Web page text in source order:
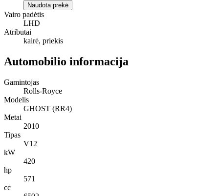
Naudota prekė
Vairo padėtis
LHD
Atributai
kairė, priekis
Automobilio informacija
Gamintojas
Rolls-Royce
Modelis
GHOST (RR4)
Metai
2010
Tipas
V12
kW
420
hp
571
cc